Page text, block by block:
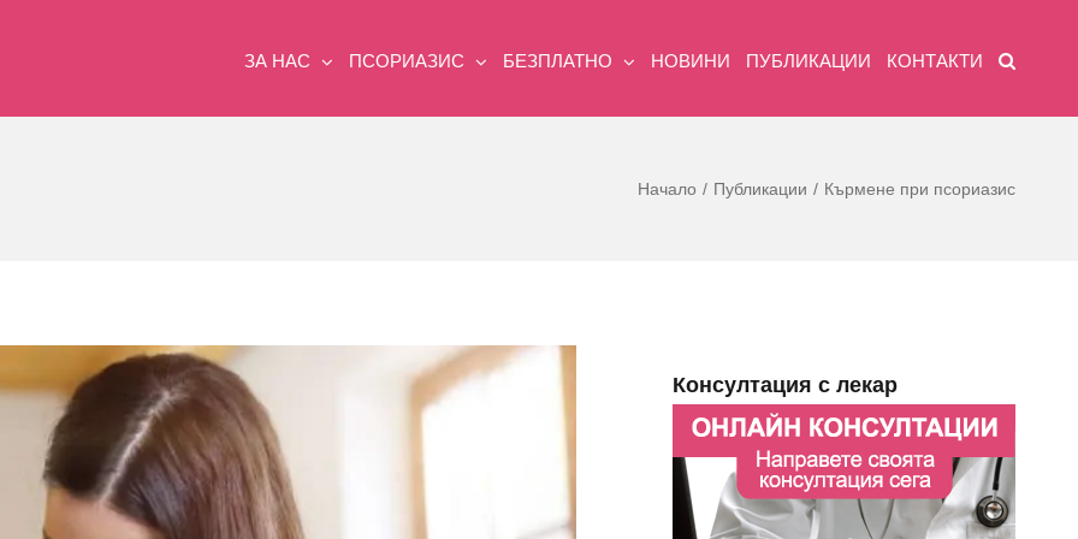
ЗА НАС ПСОРИАЗИС БЕЗПЛАТНО НОВИНИ ПУБЛИКАЦИИ КОНТАКТИ
Начало Публикации Кърмене при псориазис
Консултация с лекар